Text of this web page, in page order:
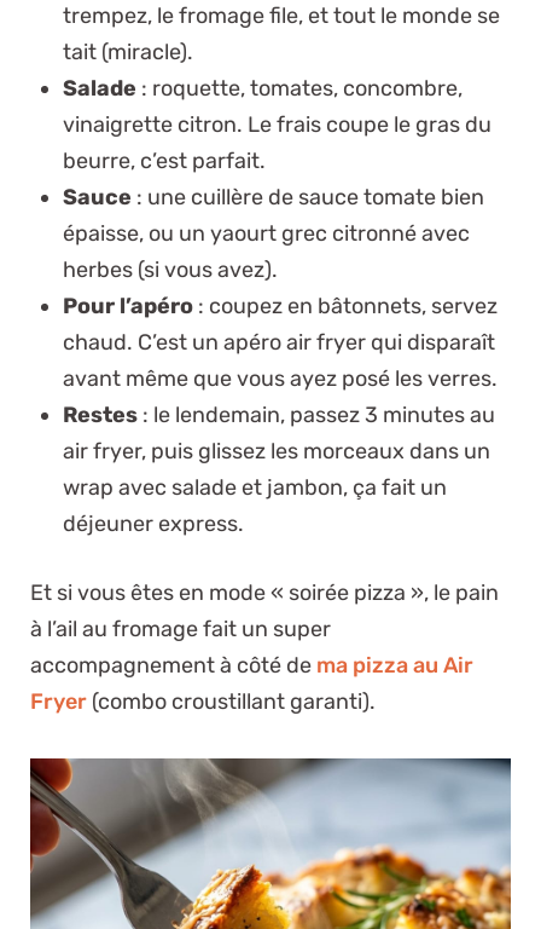
trempez, le fromage file, et tout le monde se
tait (miracle).
Salade : roquette, tomates, concombre,
vinaigrette citron. Le frais coupe le gras du
beurre, c’est parfait.
Sauce : une cuillère de sauce tomate bien
épaisse, ou un yaourt grec citronné avec
herbes (si vous avez).
Pour l’apéro : coupez en bâtonnets, servez
chaud. C’est un apéro air fryer qui disparaît
avant même que vous ayez posé les verres.
Restes : le lendemain, passez 3 minutes au
air fryer, puis glissez les morceaux dans un
wrap avec salade et jambon, ça fait un
déjeuner express.
Et si vous êtes en mode « soirée pizza », le pain
à l’ail au fromage fait un super
accompagnement à côté de ma pizza au Air
Fryer (combo croustillant garanti).